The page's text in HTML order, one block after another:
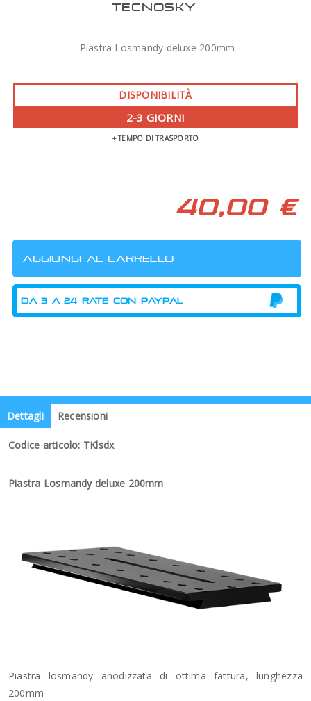
TECNOSKY
Piastra Losmandy deluxe 200mm
DISPONIBILITÀ
2-3 GIORNI
+ TEMPO DI TRASPORTO
40,00 €
Dettagli Recensioni
Codice articolo: TKlsdx
Piastra Losmandy deluxe 200mm
Piastra losmandy anodizzata di ottima fattura, lunghezza
200mm